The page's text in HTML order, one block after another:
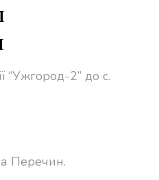
“Ужгород-2” до с.
Перечин.